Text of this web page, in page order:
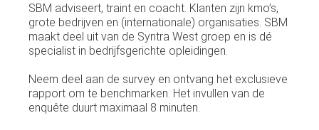
SBM adviseert, traint en coacht. Klanten zijn kmo’s,
grote bedrijven en (internationale) organisaties. SBM
maakt deel uit van de Syntra West groep en is dé
specialist in bedrijfsgerichte opleidingen.
Neem deel aan de survey en ontvang het exclusieve
rapport om te benchmarken. Het invullen van de
enquête duurt maximaal 8 minuten.